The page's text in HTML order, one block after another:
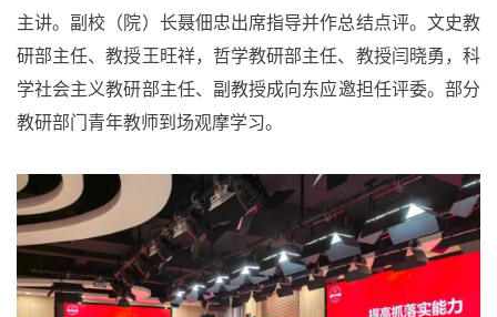
主讲。 副校（院）长聂佃忠出席指导并作总结点评。文史教
研部主任、教授王旺祥， 哲学教研部主任、教授闫晓勇 ，科
学社会主义教研部主任、 副 教授成向东应邀担任评委。部分
教研部门青年教师到场观摩学习。